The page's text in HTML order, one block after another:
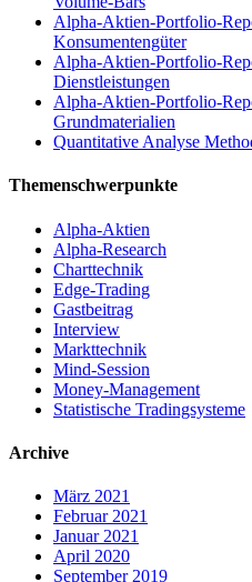
Alpha-Aktien-Portfolio-
Konsumentengüter
Alpha-Aktien-Portfolio-
Dienstleistungen
Alpha-Aktien-Portfolio-
Grundmaterialien
Quantitative Analyse
Themenschwerpunkte
Alpha-Aktien
Alpha-Research
Charttechnik
Edge-Trading
Gastbeitrag
Interview
Markttechnik
Mind-Session
Money-Management
Statistische Tradingsysteme
Archive
März 2021
Februar 2021
Januar 2021
April 2020
September 2019